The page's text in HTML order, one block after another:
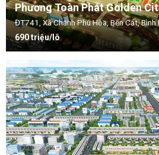
Phương Toàn Phát Golden
ĐT741, Xã Chánh Phú Hòa, Bến Cát, Bình
690 triệu/lô